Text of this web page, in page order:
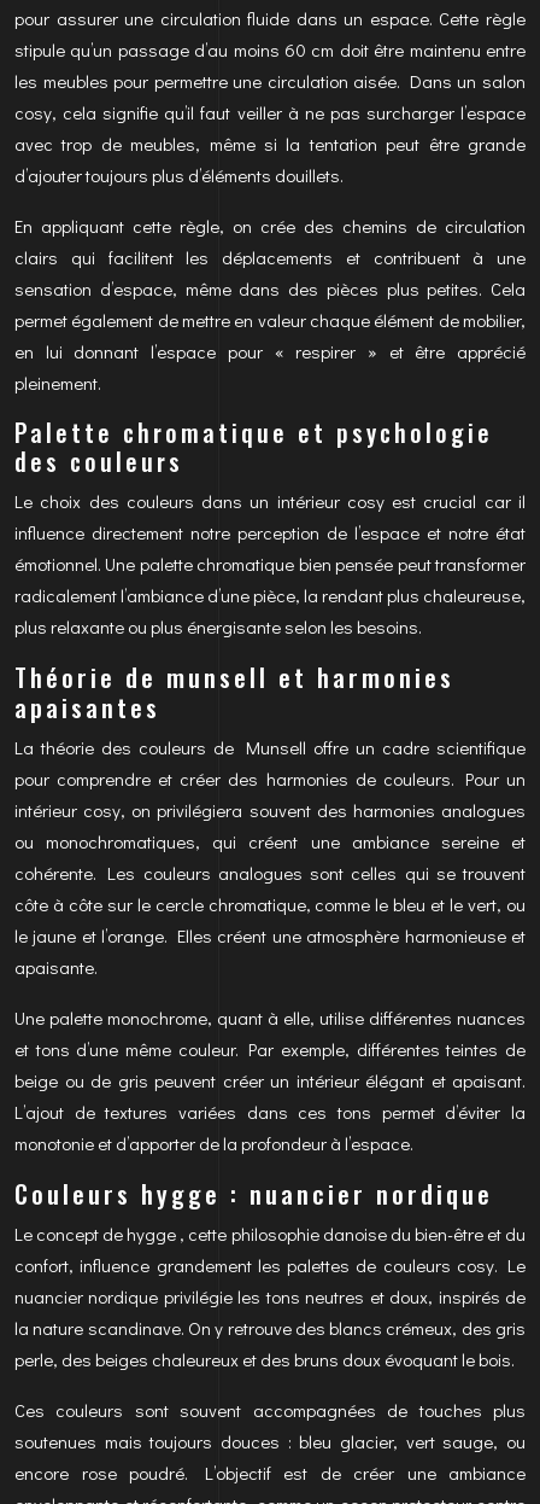
pour assurer une circulation fluide dans un espace. Cette règle
stipule qu’un passage d’au moins 60 cm doit être maintenu entre
les meubles pour permettre une circulation aisée. Dans un salon
cosy, cela signifie qu’il faut veiller à ne pas surcharger l’espace
avec trop de meubles, même si la tentation peut être grande
d’ajouter toujours plus d’éléments douillets.
En appliquant cette règle, on crée des chemins de circulation
clairs qui facilitent les déplacements et contribuent à une
sensation d’espace, même dans des pièces plus petites. Cela
permet également de mettre en valeur chaque élément de mobilier,
en lui donnant l’espace pour « respirer » et être apprécié
pleinement.
Palette chromatique et psychologie
des couleurs
Le choix des couleurs dans un intérieur cosy est crucial car il
influence directement notre perception de l’espace et notre état
émotionnel. Une palette chromatique bien pensée peut transformer
radicalement l’ambiance d’une pièce, la rendant plus chaleureuse,
plus relaxante ou plus énergisante selon les besoins.
Théorie de munsell et harmonies
apaisantes
La théorie des couleurs de Munsell offre un cadre scientifique
pour comprendre et créer des harmonies de couleurs. Pour un
intérieur cosy, on privilégiera souvent des harmonies analogues
ou monochromatiques, qui créent une ambiance sereine et
cohérente. Les couleurs analogues sont celles qui se trouvent
côte à côte sur le cercle chromatique, comme le bleu et le vert, ou
le jaune et l’orange. Elles créent une atmosphère harmonieuse et
apaisante.
Une palette monochrome, quant à elle, utilise différentes nuances
et tons d’une même couleur. Par exemple, différentes teintes de
beige ou de gris peuvent créer un intérieur élégant et apaisant.
L’ajout de textures variées dans ces tons permet d’éviter la
monotonie et d’apporter de la profondeur à l’espace.
Couleurs hygge : nuancier nordique
Le concept de hygge , cette philosophie danoise du bien-être et du
confort, influence grandement les palettes de couleurs cosy. Le
nuancier nordique privilégie les tons neutres et doux, inspirés de
la nature scandinave. On y retrouve des blancs crémeux, des gris
perle, des beiges chaleureux et des bruns doux évoquant le bois.
Ces couleurs sont souvent accompagnées de touches plus
soutenues mais toujours douces : bleu glacier, vert sauge, ou
encore rose poudré. L’objectif est de créer une ambiance